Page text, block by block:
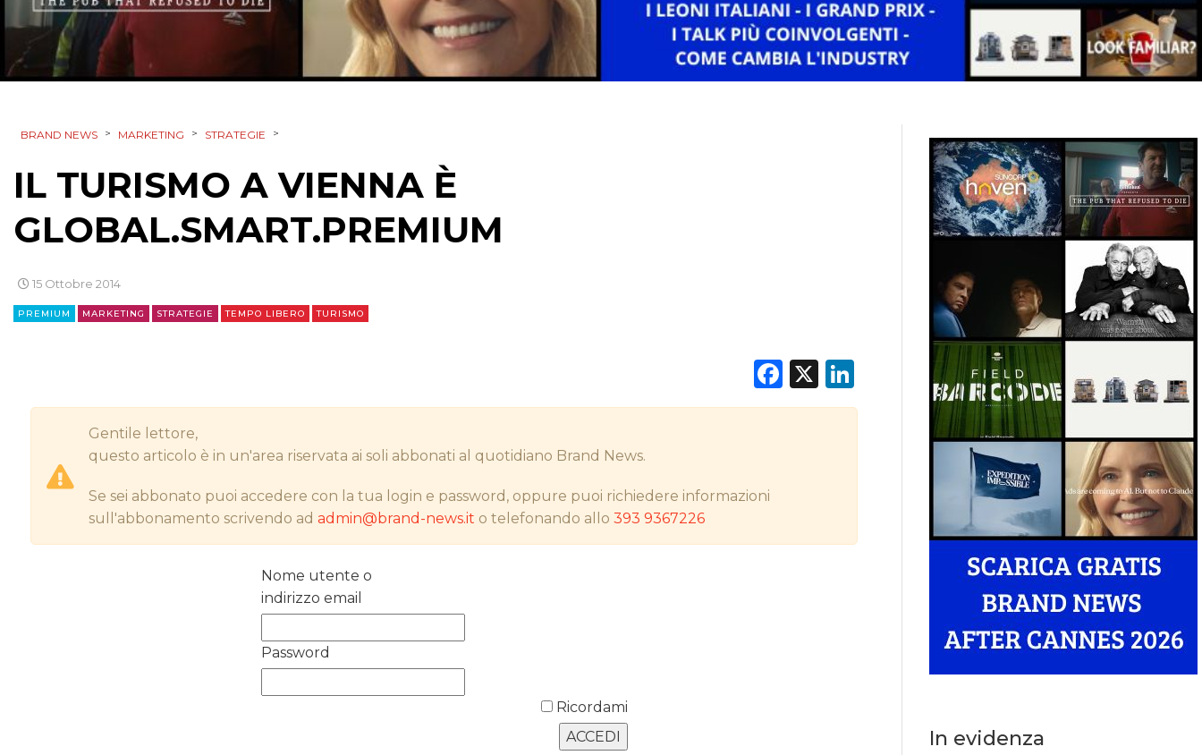
CINEMA
EDITORIA
PREVISIONI/SCENARI
BRAND NEWS > MARKETING > STRATEGIE >
IL TURISMO A VIENNA È
GLOBAL.SMART.PREMIUM
15 Ottobre 2014
PREMIUM MARKETING STRATEGIE TEMPO LIBERO TURISMO
Facebook
X LinkedIn
Gentile lettore,
questo articolo è in un'area riservata ai soli abbonati al quotidiano Brand News.
Se sei abbonato puoi accedere con la tua login e password, oppure puoi richiedere informazioni
sull'abbonamento scrivendo adadmin@brand-news.it o telefonando allo393 9367226
Nome utente o
indirizzo email
Password
Ricordami
In evidenza